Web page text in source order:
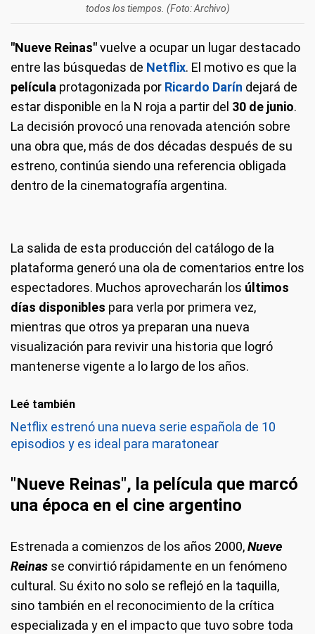
todos los tiempos. (Foto: Archivo)
"Nueve Reinas"vuelve a ocupar un lugar destacado
entre las búsquedas de Netflix. El motivo es que la
película protagonizada por Ricardo Darín dejará de
estar disponible en la N roja a partir del 30 de junio.
La decisión provocó una renovada atención sobre
una obra que, más de dos décadas después de su
estreno, continúa siendo una referencia obligada
dentro de la cinematografía argentina.
La salida de esta producción del catálogo de la
plataforma generó una ola de comentarios entre los
espectadores. Muchos aprovecharán los últimos
días disponibles para verla por primera vez,
mientras que otros ya preparan una nueva
visualización para revivir una historia que logró
mantenerse vigente a lo largo de los años.
Leé también
Netflix estrenó una nueva serie española de 10
episodios y es ideal para maratonear
"Nueve Reinas", la película que marcó
una época en el cine argentino
Estrenada a comienzos de los años 2000,Nueve
Reinas se convirtió rápidamente en un fenómeno
cultural. Su éxito no solo se reflejó en la taquilla,
sino también en el reconocimiento de la crítica
especializada y en el impacto que tuvo sobre toda